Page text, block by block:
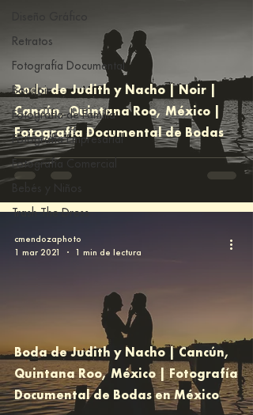
Retratos
Fotografía Documental
Boudoir
Fotografía de Familia
Fotografía Empresarial
Fotografía Comercial
Trash The Dress
Boda de Judith y Nacho | Noir |
Cancún, Quintana Roo, México |
Fotografía Documental de Bodas
Boda de Judith y Nacho | Cancún,
Quintana Roo, México | Fotografía
Documental de Bodas en México
cmendozaphoto
1 mar 2021
1 min de lectura